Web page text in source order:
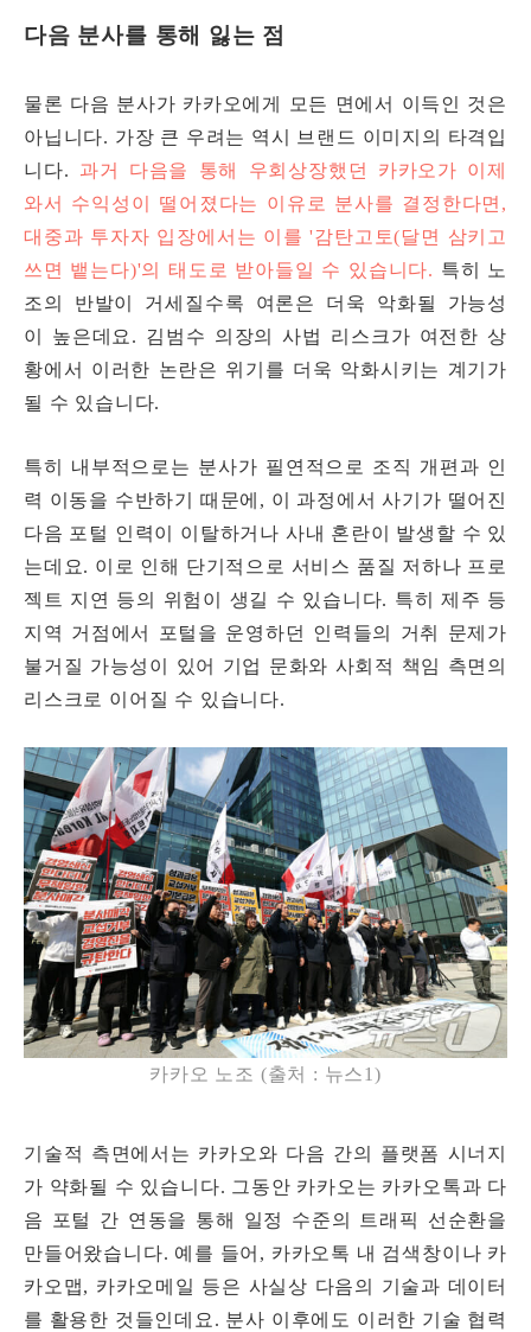
다음 분사를 통해 잃는 점
물론 다음 분사가 카카오에게 모든 면에서 이득인 것은
아닙니다. 가장 큰 우려는 역시 브랜드 이미지의 타격입
니다.
과거 다음을 통해 우회상장했던 카카오가 이제
와서 수익성이 떨어졌다는 이유로 분사를 결정한다면,
대중과 투자자 입장에서는 이를 '감탄고토(달면 삼키고
쓰면 뱉는다)'의 태도로 받아들일 수 있습니다. 특히
노
조의 반발이 거세질수록 여론은 더욱 악화될
가능성
이
높은데요. 김범수 의장의 사법 리스크가 여전한 상
황에서 이러한 논란은 위기를 더욱 악화시키는 계기가
될 수 있습니다.
특히 내부적으로는 분사가 필연적으로 조직 개편과 인
력 이동을 수반하기 때문에, 이 과정에서 사기가 떨어진
다음 포털 인력이 이탈하거나 사내 혼란이 발생할 수 있
는데요. 이로 인해 단기적으로 서비스 품질 저하나 프로
젝트 지연 등의 위험이 생길 수 있습니다. 특히 제주 등
지역 거점에서 포털을 운영하던 인력들의 거취 문제가
불거질 가능성이 있어 기업 문화와 사회적 책임 측면의
리스크로 이어질 수 있습니다.
카카오 노조 (출처 : 뉴스1)
기술적 측면에서는 카카오와 다음 간의 플랫폼 시너지
가 약화될 수 있습니다. 그동안 카카오는 카카오톡과 다
음 포털 간 연동을 통해 일정 수준의 트래픽 선순환을
만들어왔습니다. 예를 들어, 카카오톡 내 검색창이나 카
카오맵, 카카오메일 등은 사실상 다음의 기술과 데이터
를 활용한 것들인데요. 분사 이후에도 이러한 기술 협력